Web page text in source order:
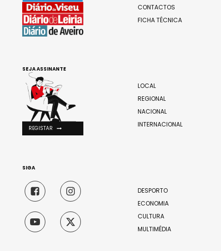
CONTACTOS
FICHA TÉCNICA
LOCAL
REGIONAL
NACIONAL
INTERNACIONAL
DESPORTO
ECONOMIA
CULTURA
MULTIMÉDIA
SEJA ASSINANTE
REGISTAR
SIGA